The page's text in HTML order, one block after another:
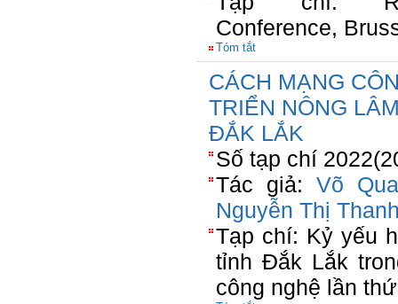
Conference,
Tóm tắt
CÁCH MẠNG
TRIỂN NÔNG
ĐẮK LẮK
Số tạp chí
Tác giả:Võ
Nguyễn Thị
Tạp chí: Kỷ yếu
tỉnh Đắk Lắk
công nghệ lần